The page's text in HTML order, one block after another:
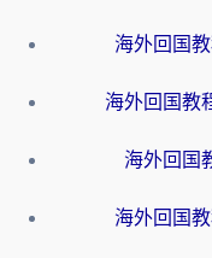
海外回国
海外回国教
海外回国
海外回国